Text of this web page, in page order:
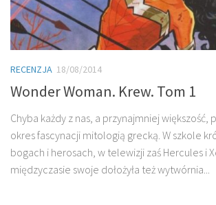
RECENZJA 18/08/2014
Wonder Woman. Krew. Tom 1
Chyba każdy z nas, a przynajmniej większość,
okres fascynacji mitologią grecką. W szkole
bogach i herosach, w telewizji zaś Hercules i
międzyczasie swoje dołożyła też wytwórnia...